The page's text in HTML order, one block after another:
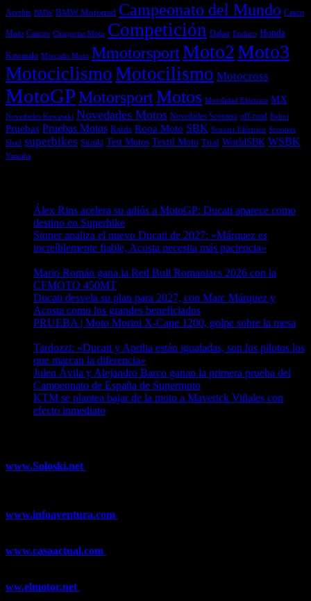
Acerbis BMW BMW Motorrad Campeonato del Mundo Casco
Moto Cascos Chaquetas Moto Competición Dakar Enduro Honda
Kawasaki Mercado Moto MmotorsportMoto2Moto3
MotociclismoMotocilismo Motocross
MotoGPMotorsportMotos Movilidad Eléctrica MX
Novedades Kawasaki Novedades Motos Novedades Scooters off-road Polini
Pruebas Pruebas Motos Raids Ropa Moto SBK Scooter Eléctrico Scooters
Shad superbikes Suzuki Test Motos Textil Moto Trial WorldSBK WSBK
Yamaha
Álex Rins acelera su adiós a MotoGP: Ducati aparece como
destino en Superbike
Stoner analiza el nuevo Ducati de 2027: «Márquez es
increíblemente fiable, Acosta necesita más paciencia»
Mario Román gana la Red Bull Romaniacs 2026 con la
CFMOTO 450MT
Ducati desvela su plan para 2027, con Marc Márquez y
Acosta como los grandes beneficiados
PRUEBA | Moto Morini X-Cape 1200, golpe sobre la mesa
Tardozzi: «Ducati y Aprilia están igualadas, son los pilotos los
que marcan la diferencia»
Julen Ávila y Alejandro Barco ganan la primera prueba del
Campeonato de España de Supermoto
KTM se plantea bajar de la moto a Maverick Viñales con
efecto inmediato
www.Soloski.net
www.infoaventura.com
www.casaactual.com
ww.elmotor.net